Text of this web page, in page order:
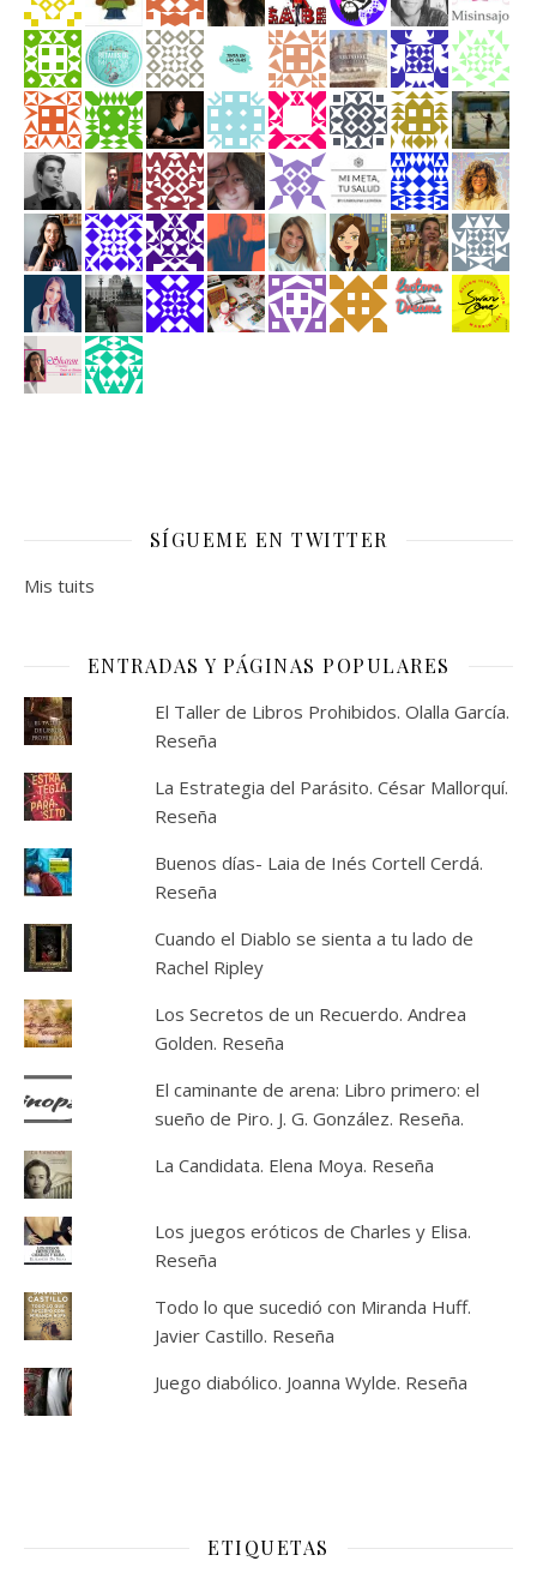
SÍGUEME EN TWITTER
Mis tuits
ENTRADAS Y PÁGINAS POPULARES
El Taller de Libros Prohibidos. Olalla García.
Reseña
La Estrategia del Parásito. César Mallorquí.
Reseña
Buenos días- Laia de Inés Cortell Cerdá.
Reseña
Cuando el Diablo se sienta a tu lado de
Rachel Ripley
Los Secretos de un Recuerdo. Andrea
Golden. Reseña
El caminante de arena: Libro primero: el
sueño de Piro. J. G. González. Reseña.
La Candidata. Elena Moya. Reseña
Los juegos eróticos de Charles y Elisa.
Reseña
Todo lo que sucedió con Miranda Huff.
Javier Castillo. Reseña
Juego diabólico. Joanna Wylde. Reseña
ETIQUETAS